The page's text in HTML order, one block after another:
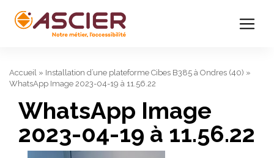
Accueil » Installation d’une plateforme Cibes B385 à Ondres (40) »
WhatsApp Image 2023-04-19 à 11.56.22
WhatsApp Image
2023-04-19 à 11.56.22